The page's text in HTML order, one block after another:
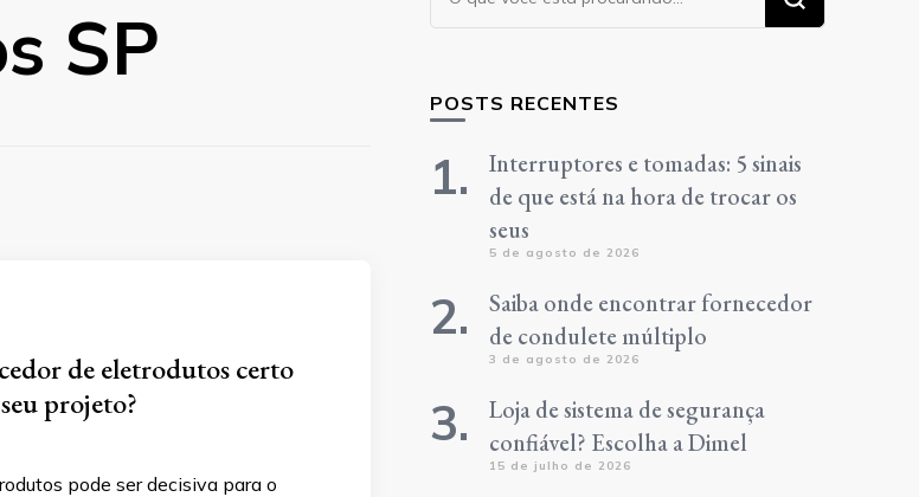
SP
de eletrodutos certo
projeto?
pode ser decisiva para o
algo?
POSTS RECENTES
Interruptores e tomadas: 5 sinais
de que está na hora de trocar os
seus
5 de agosto de 2026
Saiba onde encontrar fornecedor
de condulete múltiplo
3 de agosto de 2026
Loja de sistema de segurança
confiável? Escolha a Dimel
15 de julho de 2026